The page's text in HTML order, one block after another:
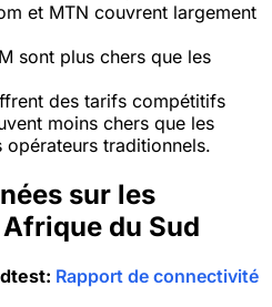
et MTN couvrent largement
sont plus chers que les
des tarifs compétitifs
moins chers que les
traditionnels.
sur les
du Sud
Rapport de connectivité